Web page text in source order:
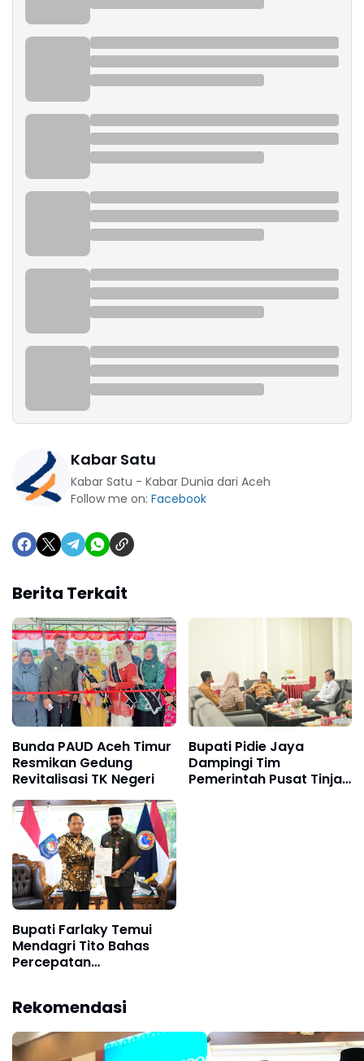
Kabar Satu
Kabar Satu - Kabar Dunia dari Aceh
Follow me on: Facebook
Berita Terkait
Bunda PAUD Aceh Timur
Resmikan Gedung
Revitalisasi TK Negeri
Bupati Pidie Jaya
Dampingi Tim
Pemerintah Pusat Tinjau
Bupati Farlaky Temui
Mendagri Tito Bahas
Percepatan
Rekomendasi